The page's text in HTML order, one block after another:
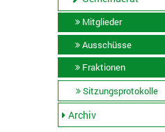
Mitglieder
Ausschüsse
Fraktionen
Sitzungsprotokolle
Archiv